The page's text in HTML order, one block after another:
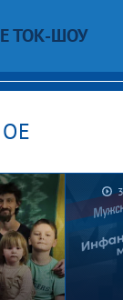
ТОК-ШОУ